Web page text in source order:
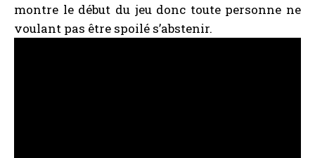
montre le début du jeu donc toute personne ne
voulant pas être spoilé s’abstenir.